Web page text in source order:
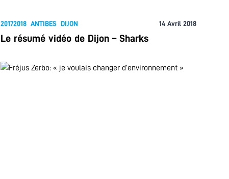
20172018 ANTIBES DIJON 14 Avril 2018
Le résumé vidéo de Dijon – Sharks